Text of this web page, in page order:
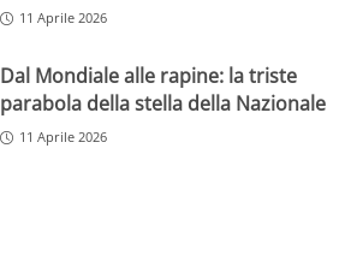
11 Aprile 2026
Dal Mondiale alle rapine: la triste
parabola della stella della Nazionale
11 Aprile 2026